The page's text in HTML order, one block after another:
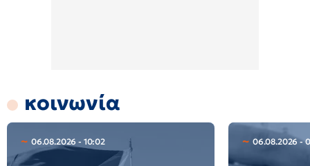
κοινωνία
06.08.2026 - 10:02 06.08.2026 -